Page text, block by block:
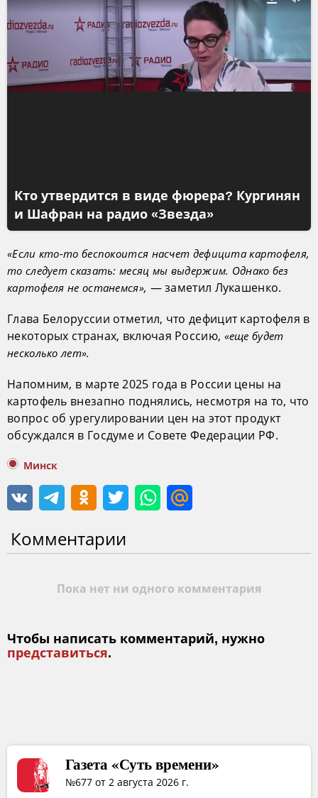
Кто утвердится в виде фюрера? Кургинян
и Шафран на радио «Звезда»
«Если кто-то беспокоится насчет дефицита картофеля,
то следует сказать: месяц мы выдержим. Однако без
картофеля не останемся», — заметил Лукашенко.
Глава Белоруссии отметил, что дефицит картофеля в
некоторых странах, включая Россию, «еще будет
несколько лет».
Напомним, в марте 2025 года в России цены на
картофель внезапно поднялись, несмотря на то, что
вопрос об урегулировании цен на этот продукт
обсуждался в Госдуме и Совете Федерации РФ.
Минск
Комментарии
Пока нет ни одного комментария
Чтобы написать комментарий, нужно
представиться.
Газета «Суть времени»
№677 от 2 августа 2026 г.